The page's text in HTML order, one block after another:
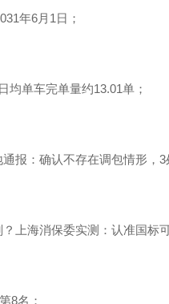
年6月1日；
均单车完单量约13.01单；
报：确认不存在调包情形，3
上海消保委实测：认准国标
8名；